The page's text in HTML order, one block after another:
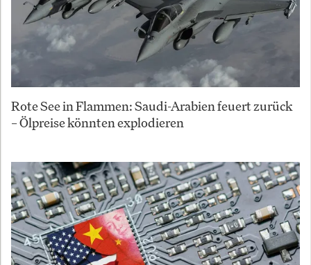
Rote See in Flammen: Saudi-Arabien feuert zurück
– Ölpreise könnten explodieren